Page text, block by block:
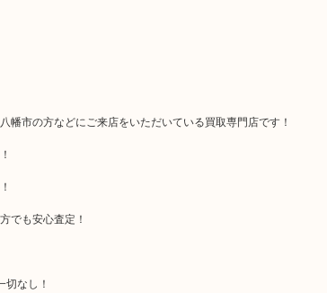
幡市の方などにご来店をいただいている買取専門店です！
でも安心査定！
なし！